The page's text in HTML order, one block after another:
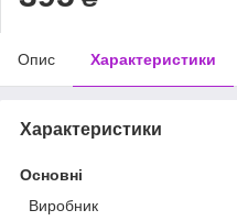
Опис Характеристики
Характеристики
Основні
Виробник